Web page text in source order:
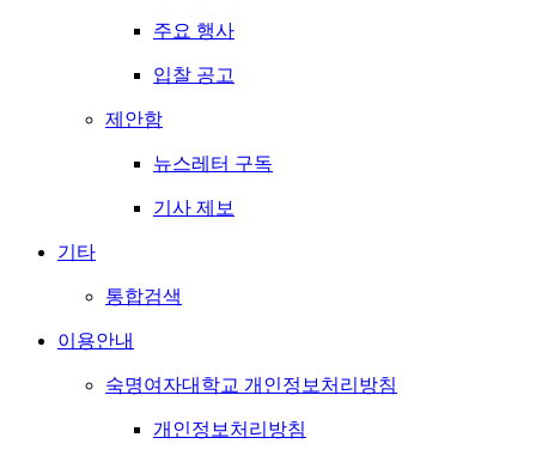
주요 행사
입찰 공고
제안함
뉴스레터 구독
기사 제보
기타
통합검색
이용안내
숙명여자대학교 개인정보처리방침
개인정보처리방침